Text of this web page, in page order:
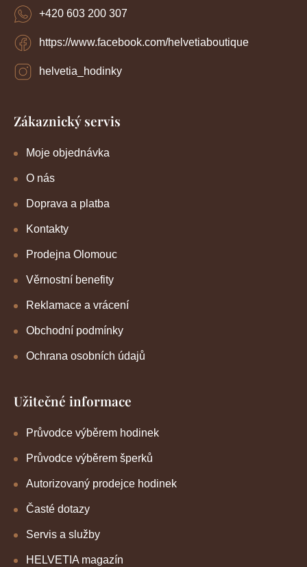
i
https://www.facebook.com/helvetiaboutique
helvetia_hodinky
+420 603 200 307
Zákaznický servis
Moje objednávka
O nás
Doprava a platba
Kontakty
Prodejna Olomouc
Věrnostní benefity
Reklamace a vrácení
Obchodní podmínky
Ochrana osobních údajů
Užitečné informace
Průvodce výběrem hodinek
Průvodce výběrem šperků
Autorizovaný prodejce hodinek
Časté dotazy
Servis a služby
HELVETIA magazín